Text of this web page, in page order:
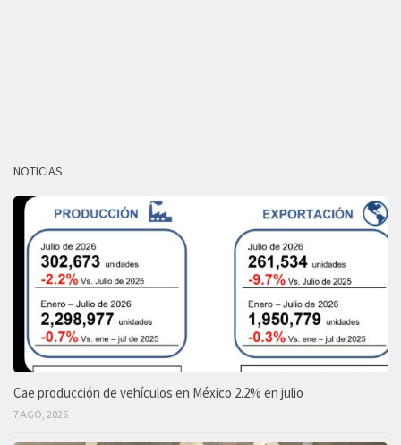
NOTICIAS
Cae producción de vehículos en México 2.2% en julio
7 AGO, 2026